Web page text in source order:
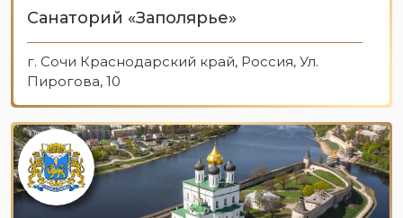
Санаторий «Заполярье»
г. Сочи Краснодарский край, Россия, Ул.
Пирогова, 10